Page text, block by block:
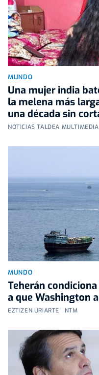
MUNDO
Una mujer india
la melena más
una década sin
NOTICIAS TALDEA MULTIMEDIA
MUNDO
Teherán
a que Washington
EZTIZEN URIARTE | NTM